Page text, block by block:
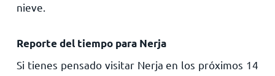
nieve.
Reporte del tiempo para Nerja
Si tienes pensado visitar Nerja en los próximos 14